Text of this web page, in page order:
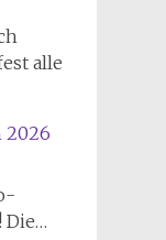
alle
2026
Die…